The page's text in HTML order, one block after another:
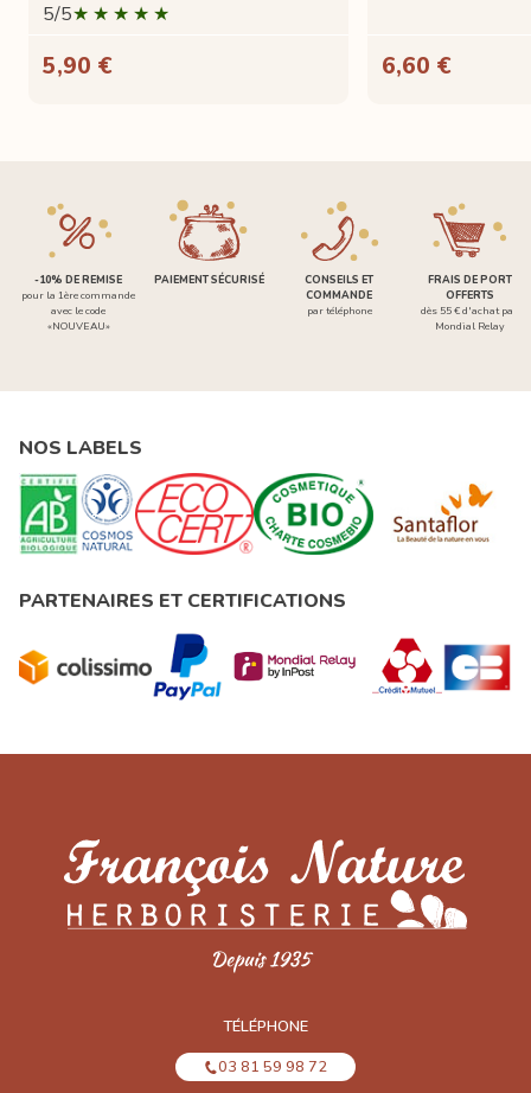
5/5
5,90 € 6,60 €
-10% DE REMISE
pour la 1ère commande
avec le code
«NOUVEAU»
PAIEMENT SÉCURISÉ
CONSEILS ET
COMMANDE
par téléphone
FRAIS DE PORT
OFFERTS
dès 55 € d'achat par
Mondial Relay
NOS LABELS
PARTENAIRES ET CERTIFICATIONS
TÉLÉPHONE
03 81 59 98 72